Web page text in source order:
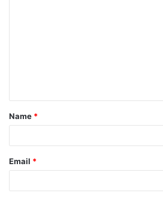
Name *
Email *